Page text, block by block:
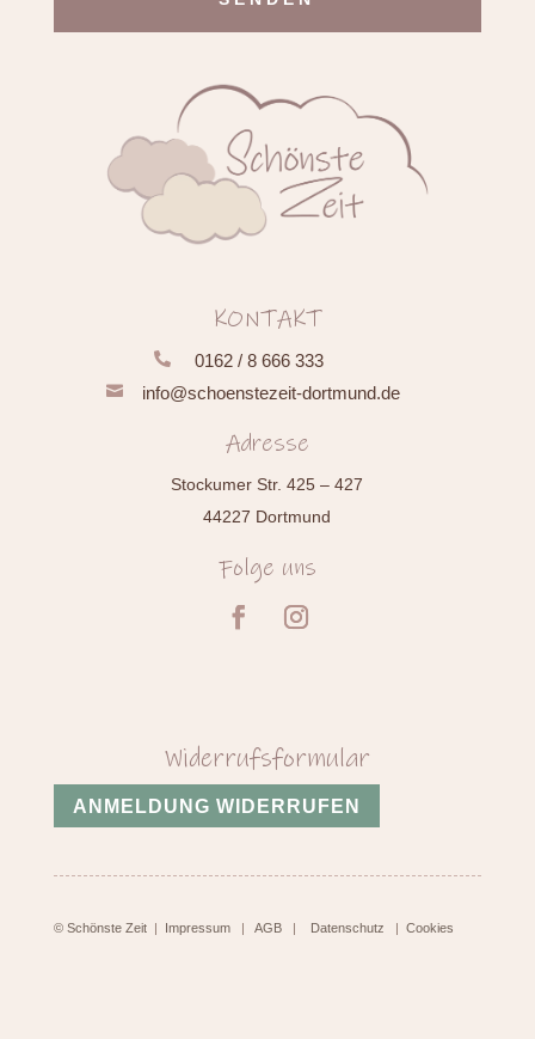
KONTAKT
 0162 / 8 666 333
 info@schoenstezeit-dortmund.de
Adresse
Stockumer Str. 425 – 427
44227 Dortmund
Folge uns
Widerrufsformular
ANMELDUNG WIDERRUFEN
© Schönste Zeit| Impressum| AGB Datenschutz Cookies